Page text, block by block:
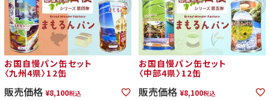
お国自慢パン缶セット
〈九州4県〉12缶
販売価格 ¥8,100税込
お国自慢パン缶セット
〈中部4県〉12缶
販売価格 ¥8,100税込